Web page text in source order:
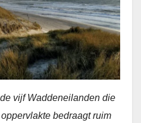
vijf Waddeneilanden die
bedraagt ruim